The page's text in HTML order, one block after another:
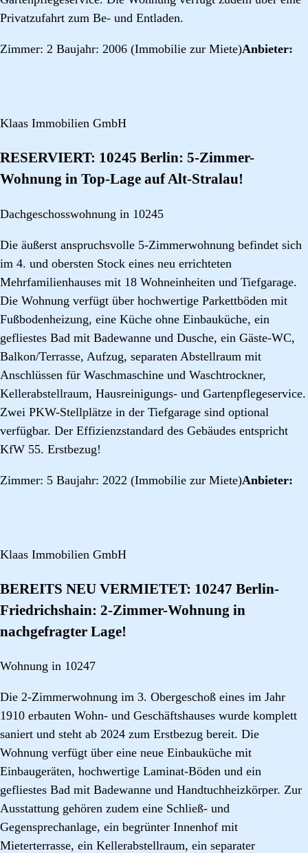
Privatzufahrt zum Be- und Entladen.
Zimmer: 2 Baujahr: 2006 (Immobilie zur Miete)Anbieter:
Klaas Immobilien GmbH
RESERVIERT: 10245 Berlin: 5-Zimmer-
Wohnung in Top-Lage auf Alt-Stralau!
Dachgeschosswohnung in 10245
Die äußerst anspruchsvolle 5-Zimmerwohnung befindet sich
im 4. und obersten Stock eines neu errichteten
Mehrfamilienhauses mit 18 Wohneinheiten und Tiefgarage.
Die Wohnung verfügt über hochwertige Parkettböden mit
Fußbodenheizung, eine Küche ohne Einbauküche, ein
gefliestes Bad mit Badewanne und Dusche, ein Gäste-WC,
Balkon/Terrasse, Aufzug, separaten Abstellraum mit
Anschlüssen für Waschmaschine und Waschtrockner,
Kellerabstellraum, Hausreinigungs- und Gartenpflegeservice.
Zwei PKW-Stellplätze in der Tiefgarage sind optional
verfügbar. Der Effizienzstandard des Gebäudes entspricht
KfW 55. Erstbezug!
Zimmer: 5 Baujahr: 2022 (Immobilie zur Miete)Anbieter:
Klaas Immobilien GmbH
BEREITS NEU VERMIETET: 10247 Berlin-
Friedrichshain: 2-Zimmer-Wohnung in
nachgefragter Lage!
Wohnung in 10247
Die 2-Zimmerwohnung im 3. Obergeschoß eines im Jahr
1910 erbauten Wohn- und Geschäftshauses wurde komplett
saniert und steht ab 2024 zum Erstbezug bereit. Die
Wohnung verfügt über eine neue Einbauküche mit
Einbaugeräten, hochwertige Laminat-Böden und ein
gefliestes Bad mit Badewanne und Handtuchheizkörper. Zur
Ausstattung gehören zudem eine Schließ- und
Gegensprechanlage, ein begrünter Innenhof mit
Mieterterrasse, ein Kellerabstellraum, ein separater